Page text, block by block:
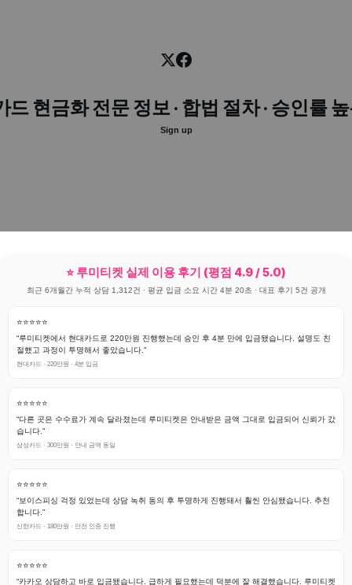
현금화 전문 정보 · 합법 절차 · 승인률
Sign up
⭐ 루미티켓 실제 이용 후기 (평점 4.9 / 5.0)
최근 6개월간 누적 상담 1,312건 · 평균 입금 소요 시간 4분 20초 · 대표 후기 5건 공개
⭐⭐⭐⭐⭐
“루미티켓에서 현대카드로 220만원 진행했는데 승인 후 4분 만에 입금됐습니다. 설명도 친
절했고 과정이 투명해서 좋았습니다.”
현대카드 · 220만원 · 4분 입금
⭐⭐⭐⭐⭐
“다른 곳은 수수료가 계속 달라졌는데 루미티켓은 안내받은 금액 그대로 입금되어 신뢰가 갔
습니다.”
삼성카드 · 300만원 · 안내 금액 동일
⭐⭐⭐⭐⭐
“보이스피싱 걱정 있었는데 상담 녹취 동의 후 투명하게 진행돼서 훨씬 안심됐습니다. 추천
합니다.”
신한카드 · 180만원 · 안전 인증 진행
⭐⭐⭐⭐⭐
“카카오 상담하고 바로 입금됐습니다. 급하게 필요했는데 덕분에 잘 해결했습니다. 루미티켓